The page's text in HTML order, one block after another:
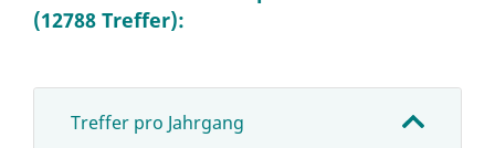
(12788 Treffer):
Treffer pro Jahrgang